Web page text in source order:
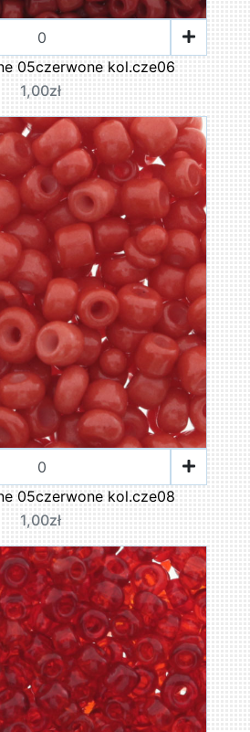
05czerwone kol.cze06
1,00zł
05czerwone kol.cze08
1,00zł